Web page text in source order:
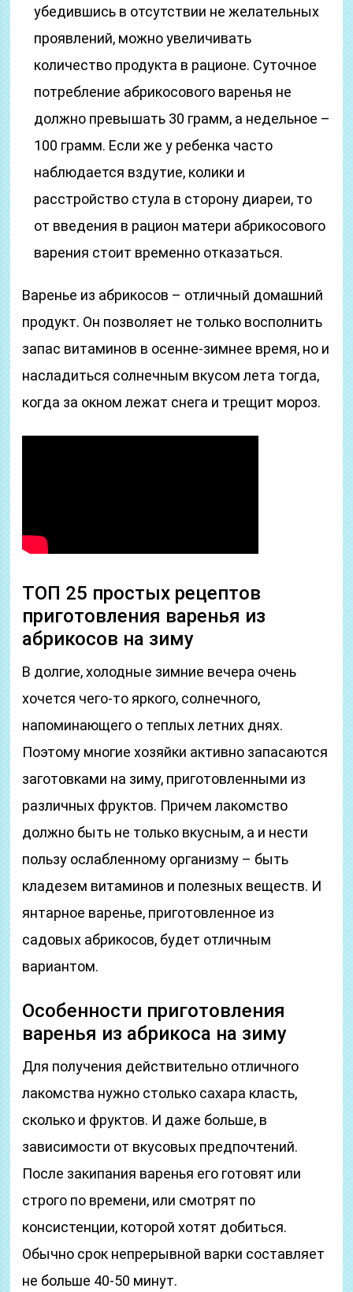
убедившись в отсутствии не желательных
проявлений, можно увеличивать
количество продукта в рационе. Суточное
потребление абрикосового варенья не
должно превышать 30 грамм, а недельное –
100 грамм. Если же у ребенка часто
наблюдается вздутие, колики и
расстройство стула в сторону диареи, то
от введения в рацион матери абрикосового
варения стоит временно отказаться.
Варенье из абрикосов – отличный домашний
продукт. Он позволяет не только восполнить
запас витаминов в осенне-зимнее время, но и
насладиться солнечным вкусом лета тогда,
когда за окном лежат снега и трещит мороз.
ТОП 25 простых рецептов
приготовления варенья из
абрикосов на зиму
В долгие, холодные зимние вечера очень
хочется чего-то яркого, солнечного,
напоминающего о теплых летних днях.
Поэтому многие хозяйки активно запасаются
заготовками на зиму, приготовленными из
различных фруктов. Причем лакомство
должно быть не только вкусным, а и нести
пользу ослабленному организму – быть
кладезем витаминов и полезных веществ. И
янтарное варенье, приготовленное из
садовых абрикосов, будет отличным
вариантом.
Особенности приготовления
варенья из абрикоса на зиму
Для получения действительно отличного
лакомства нужно столько сахара класть,
сколько и фруктов. И даже больше, в
зависимости от вкусовых предпочтений.
После закипания варенья его готовят или
строго по времени, или смотрят по
консистенции, которой хотят добиться.
Обычно срок непрерывной варки составляет
не больше 40-50 минут.